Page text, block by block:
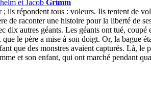
et Jacob Grimm
répondent tous : voleurs. Ils tentent de
de raconter une histoire pour la liberté de
dix autres géants. Les géants ont tué,
le père a mise à son doigt. Or, la bague
que des monstres avaient capturés. Là,
et son enfant, qui ont marché pendant